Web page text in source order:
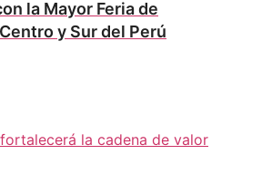
la Mayor Feria de
y Sur del Perú